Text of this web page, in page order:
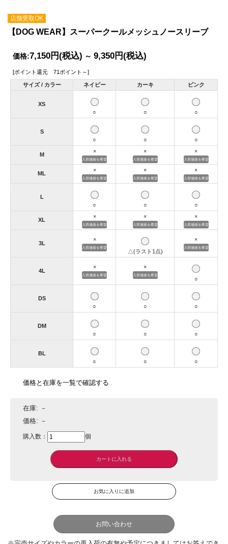
店舗受取OK
【DOG WEAR】スーパークールメッシュノースリーブ
価格:7,150円(税込) ～ 9,350円(税込)
[ポイント還元 71ポイント～]
サイズ / カラー ネイビー カーキ ピンク
XS
○
○ ○
S
○
○ ○
M
×
入荷連絡を希望
×
入荷連絡を希望
×
入荷連絡を希望
ML
×
入荷連絡を希望
×
入荷連絡を希望
×
入荷連絡を希望
L
○
○ ○
XL
×
入荷連絡を希望
×
入荷連絡を希望
×
入荷連絡を希望
3L
×
入荷連絡を希望
△(ラスト1点)
×
入荷連絡を希望
4L
×
入荷連絡を希望
×
入荷連絡を希望
○
DS
○
○ ○
DM
○
○ ○
BL
○
○ ○
価格と在庫を一覧で確認する
在庫: －
価格: －
購入数： 個
お問い合わせ